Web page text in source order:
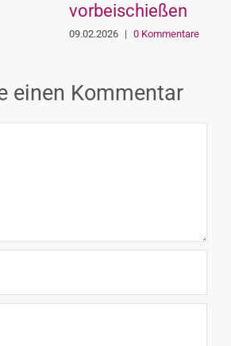
vorbeischießen
09.02.2026 | 0 Kommentare
einen Kommentar